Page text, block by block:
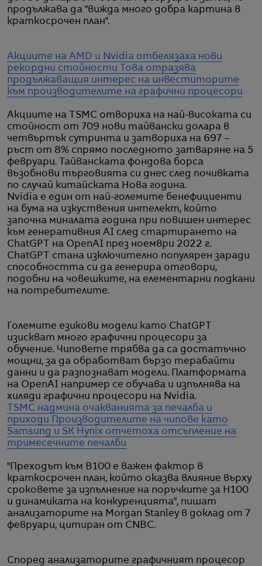
продължава да "вижда много добра картина в
краткосрочен план".
Акциите на AMD и Nvidia отбелязаха нови
рекордни стойности
Това отразява
продължаващия интерес на инвеститорите
към производителите на графични процесори
Акциите на TSMC отвориха на най-високата си
стойност от 709 нови тайвански долара в
четвъртък сутринта и затвориха на 697 –
ръст от 8% спрямо последното затваряне на 5
февруари. Тайванската фондова борса
възобнови търговията си днес след почивката
по случай китайската Нова година.
Nvidia е един от най-големите бенефициенти
на бума на изкуствения интелект, който
започна миналата година при повишен интерес
към генеративния AI след стартирането на
ChatGPT на OpenAI през ноември 2022 г.
ChatGPT стана изключително популярен заради
способността си да генерира отговори,
подобни на човешките, на елементарни подкани
на потребителите.
Големите езикови модели като ChatGPT
изискват много графични процесори за
обучение. Чиповете трябва да са достатъчно
мощни, за да обработват бързо терабайти
данни и да разпознават модели. Платформата
на OpenAI например се обучава и изпълнява на
хиляди графични процесори на Nvidia.
TSMC надмина очакванията за печалба и
приходи
Производителите на чипове като
Samsung и SK Hynix отчетоха отсъпление на
тримесечните печалби
"Преходът към B100 е важен фактор в
краткосрочен план, който оказва влияние върху
сроковете за изпълнение на поръчките за H100
и динамиката на конкуренцията", пишат
анализаторите на Morgan Stanley в доклад от 7
февруари, цитиран от CNBC.
Според анализаторите графичният процесор